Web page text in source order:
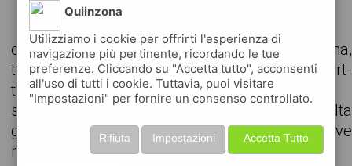
consulta le offerte di lavoro attive nella zona,
trova il lavoro che stavi cercando, anche part-
time o da svolgere in remoto
scarica gratuitamente l'app e consulta
giornalmente gli annunci delle aziende attive
nella tua zona
Quiinzona
Utilizziamo i cookie per offrirti l'esperienza di
navigazione più pertinente, ricordando le tue
preferenze. Cliccando su "Accetta tutto", acconsenti
all'uso di tutti i cookie. Tuttavia, puoi visitare
"Impostazioni" per fornire un consenso controllato.
Accetta Tutto
Impostazioni
Rifiuta